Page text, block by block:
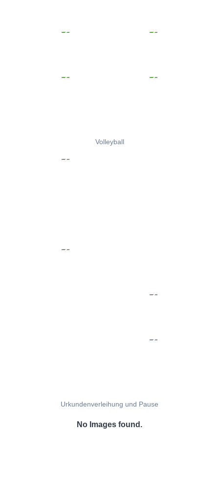
Volleyball
Urkundenverleihung und Pause
No Images found.